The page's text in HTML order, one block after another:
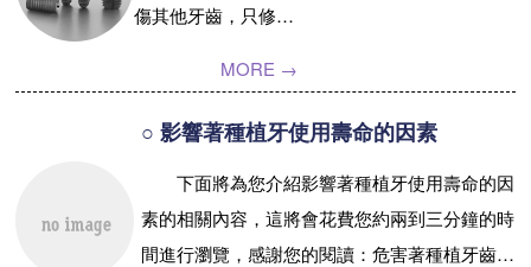
種植牙dental implant
箍牙orthodontics
charge standard
contact us
傷其他牙齒，只修複
恢複能力最高，95%
以上。二、缺點1.與
比，療程要長3個
月。...【詳情】
MORE →
○ 影響著種植牙使用壽命的因素
下面將為您介紹影響著種植牙使用壽命的因
素的相關內容，這將會花費您約兩到三分鐘的時
間進行瀏覽，感謝您的閱讀：危害著種植牙齒使